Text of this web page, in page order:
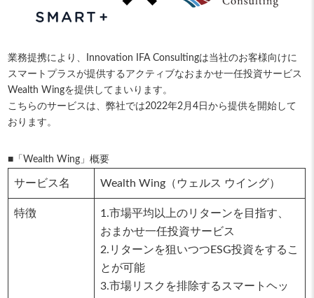
業務提携により、Innovation IFA Consultingは当社のお客様向けに
スマートプラスが提供するアクティブなおまかせ一任投資サービス
Wealth Wingを提供してまいります。
こちらのサービスは、弊社では2022年2⽉4日から提供を開始して
おります。
■「Wealth Wing」概要
サービス名 Wealth Wing（ウェルス ウイング）
特徴
1.市場平均以上のリターンを目指す、
おまかせ一任投資サービス
2.リターンを狙いつつESG投資をするこ
とが可能
3.市場リスクを排除するスマートヘッ